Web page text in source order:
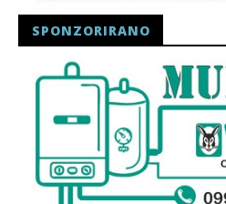
SPONZORIRANO